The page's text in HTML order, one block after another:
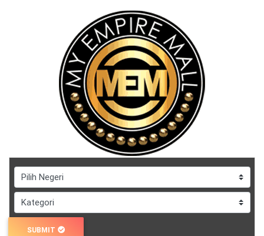
SUBMIT
PENDIDIKAN(19)
TUDUNG(0)
ARTIKEL(14)
PEMBORONG(2)